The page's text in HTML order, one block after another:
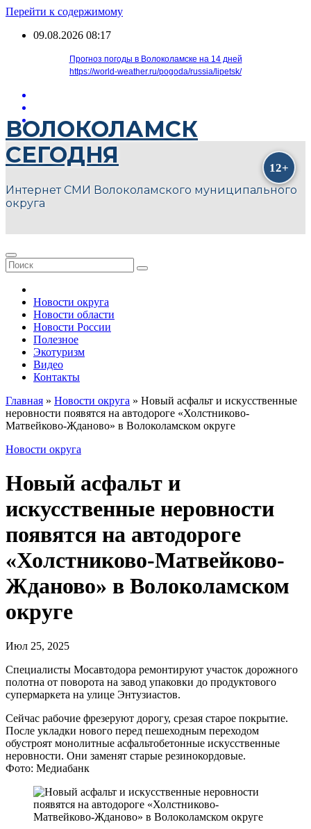
Перейти к содержимому
09.08.2026 08:17
Прогноз погоды в Волоколамске на 14 дней
https://world-weather.ru/pogoda/russia/lipetsk/
ВОЛОКОЛАМСК
СЕГОДНЯ
Интернет СМИ Волоколамского муниципального
округа
Новости округа
Новости области
Новости России
Полезное
Экотуризм
Видео
Контакты
Главная » Новости округа » Новый асфальт и искусственные
неровности появятся на автодороге «Холстниково-
Матвейково-Жданово» в Волоколамском округе
Новости округа
Новый асфальт и
искусственные неровности
появятся на автодороге
«Холстниково-Матвейково-
Жданово» в Волоколамском
округе
Июл 25, 2025
Специалисты Мосавтодора ремонтируют участок дорожного
полотна от поворота на завод упаковки до продуктового
супермаркета на улице Энтузиастов.
Сейчас рабочие фрезеруют дорогу, срезая старое покрытие.
После укладки нового перед пешеходным переходом
обустроят монолитные асфальтобетонные искусственные
неровности. Они заменят старые резинокордовые.
Фото: Медиабанк